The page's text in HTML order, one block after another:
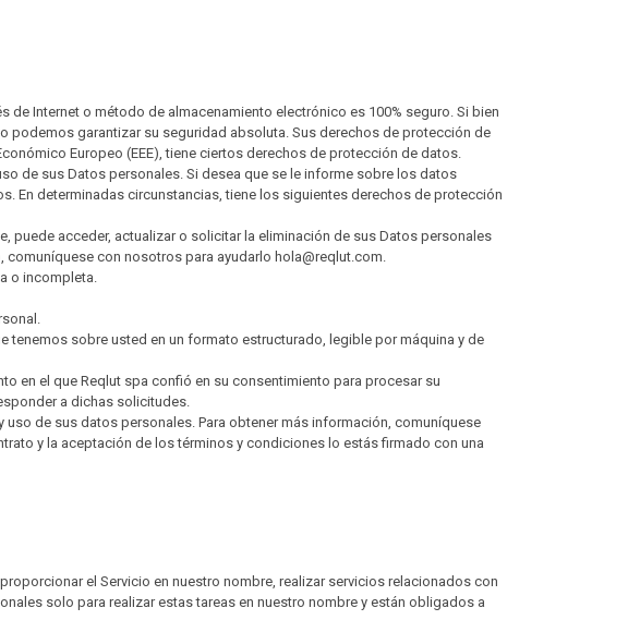
Internet o método de almacenamiento electrónico es 100% seguro. Si bien
garantizar su seguridad absoluta. Sus derechos de protección de
Europeo (EEE), tiene ciertos derechos de protección de datos.
de sus Datos personales. Si desea que se le informe sobre los datos
En determinadas circunstancias, tiene los siguientes derechos de protección
puede acceder, actualizar o solicitar la eliminación de sus Datos personales
con nosotros para ayudarlo hola@reqlut.com.
o incompleta.
sobre usted en un formato estructurado, legible por máquina y de
en el que Reqlut spa confió en su consentimiento para procesar su
a dichas solicitudes.
de sus datos personales. Para obtener más información, comuníquese
y la aceptación de los términos y condiciones lo estás firmado con una
el Servicio en nuestro nombre, realizar servicios relacionados con
solo para realizar estas tareas en nuestro nombre y están obligados a